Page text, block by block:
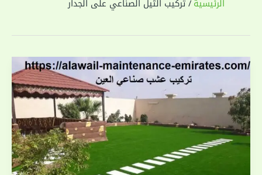
الرئيسية تركيب الثيل الصناعي على الجدار